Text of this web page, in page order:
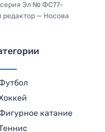
серия Эл № ФС77-
редактор — Носова
катание